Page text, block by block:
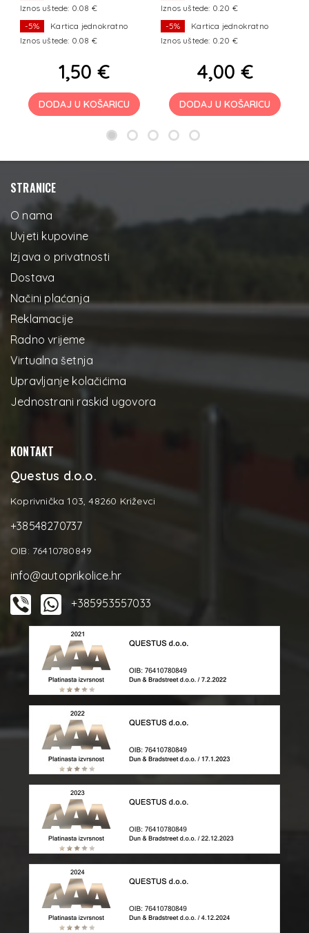
Iznos uštede: 0.08 €
-5%
Kartica jednokratno
Iznos uštede: 0.08 €
1,50 €
DODAJ U KOŠARICU
Iznos uštede: 0.20 €
-5%
Kartica jednokratno
Iznos uštede: 0.20 €
4,00 €
DODAJ U KOŠARICU
STRANICE
O nama
Uvjeti kupovine
Izjava o privatnosti
Dostava
Načini plaćanja
Reklamacije
Radno vrijeme
Virtualna šetnja
Upravljanje kolačićima
Jednostrani raskid ugovora
KONTAKT
Questus d.o.o.
Koprivnička 103, 48260 Križevci
+38548270737
OIB: 76410780849
info@autoprikolice.hr
+385953557033